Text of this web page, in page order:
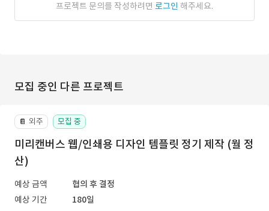
프로젝트 문의를 작성하려면 로그인 해주세요.
모집 중인 다른 프로젝트
📔 외주 모집 중
미리캔버스 웹/인쇄용 디자인 템플릿 정기 제작 (월 정
산)
예상 금액
협의 후 결정
예상 기간
180일